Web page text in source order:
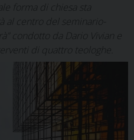
forma di chiesa sta
al centro del seminario-
condotto da Dario Vivian e
di quattro teologhe.